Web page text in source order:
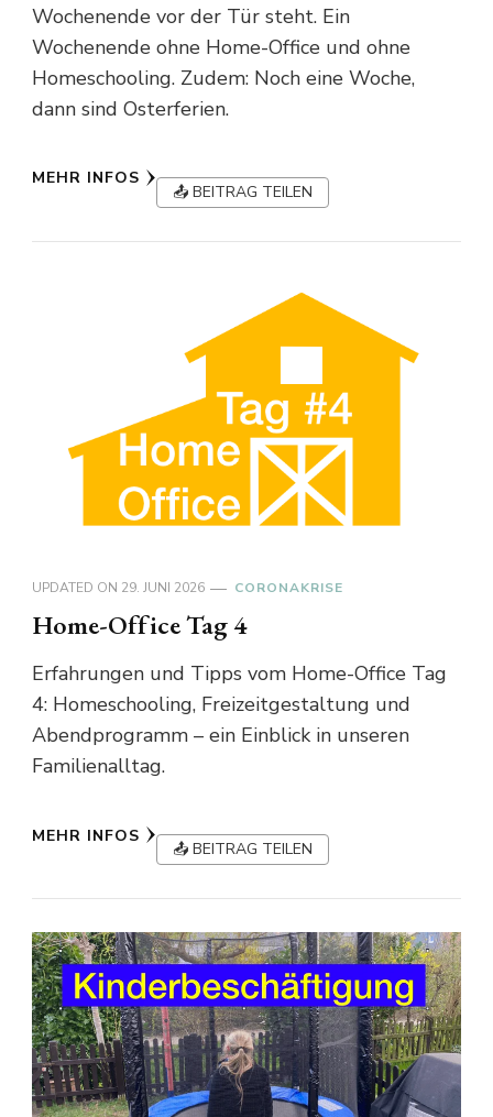
Wochenende vor der Tür steht. Ein
Wochenende ohne Home-Office und ohne
Homeschooling. Zudem: Noch eine Woche,
dann sind Osterferien.
MEHR INFOS
📤 BEITRAG TEILEN
UPDATED ON 29. JUNI 2026 CORONAKRISE
Home-Office Tag 4
Erfahrungen und Tipps vom Home-Office Tag
4: Homeschooling, Freizeitgestaltung und
Abendprogramm – ein Einblick in unseren
Familienalltag.
MEHR INFOS
📤 BEITRAG TEILEN